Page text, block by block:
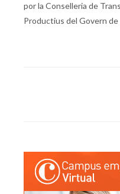
por la Conselleria de
Productius del Govern de